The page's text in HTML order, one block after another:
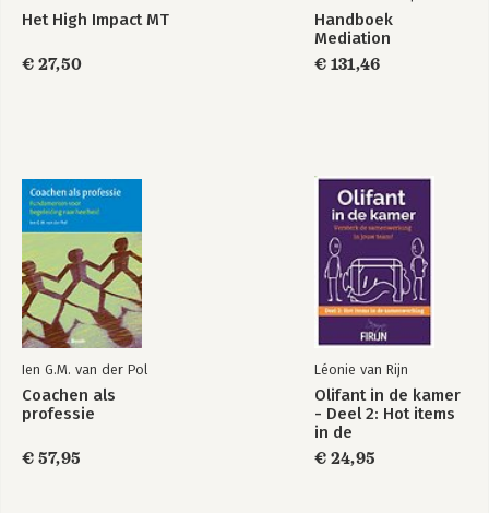
-Feedbacktrainingen zinloos of…?
-Rationeel Emotieve Training (RET) kan wel goede diensten
bewijzen
-Spiritualiteit en de nieuwe inzichten
-Placebo en brein
-Over de schrijver
Het High Impact MT
€ 27,50
Handboek
Mediation
€ 131,46
Ien G.M. van der Pol
Coachen als
professie
€ 57,95
Léonie van Rijn
Olifant in de kamer
- Deel 2: Hot items
in de
samenwerking
€ 24,95